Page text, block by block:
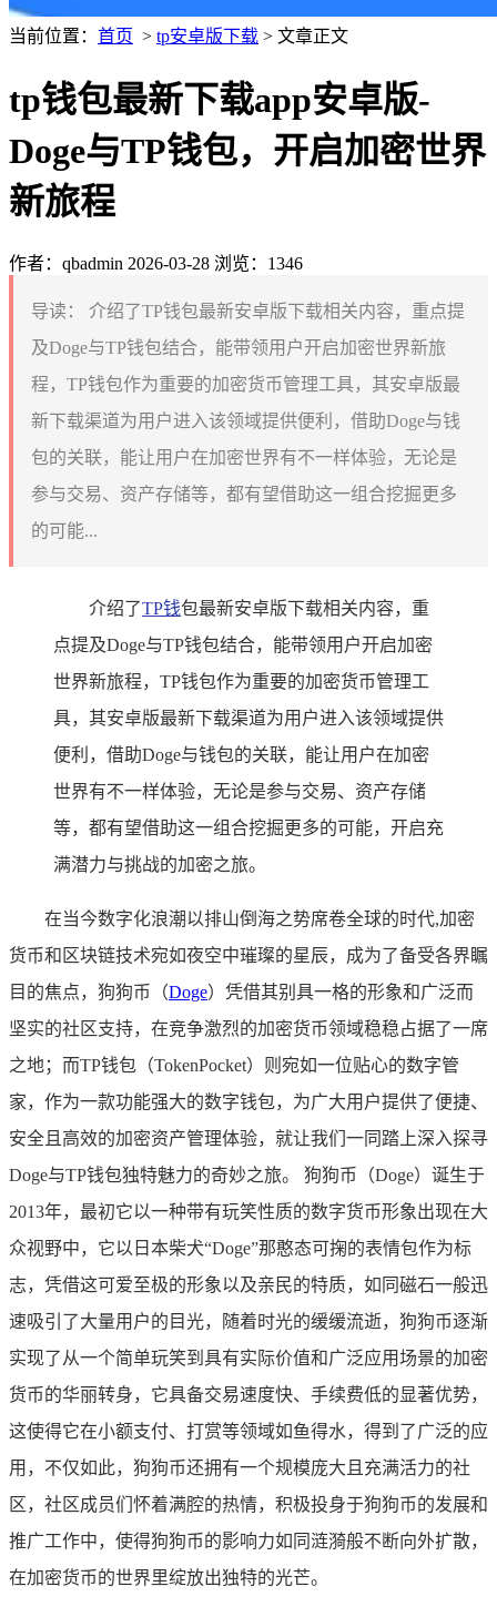
当前位置： 首页 > tp安卓版下载 > 文章正文
tp钱包最新下载app安卓版-
Doge与TP钱包，开启加密世界
新旅程
作者：qbadmin 2026-03-28 浏览：1346
导读：
介绍了TP钱包最新安卓版下载相关内容，重点提
及Doge与TP钱包结合，能带领用户开启加密世界新旅
程，TP钱包作为重要的加密货币管理工具，其安卓版最
新下载渠道为用户进入该领域提供便利，借助Doge与钱
包的关联，能让用户在加密世界有不一样体验，无论是
参与交易、资产存储等，都有望借助这一组合挖掘更多
的可能...
介绍了TP钱包最新安卓版下载相关内容，重
点提及Doge与TP钱包结合，能带领用户开启加密
世界新旅程，TP钱包作为重要的加密货币管理工
具，其安卓版最新下载渠道为用户进入该领域提供
便利，借助Doge与钱包的关联，能让用户在加密
世界有不一样体验，无论是参与交易、资产存储
等，都有望借助这一组合挖掘更多的可能，开启充
满潜力与挑战的加密之旅。
在当今数字化浪潮以排山倒海之势席卷全球的时代,加密
货币和区块链技术宛如夜空中璀璨的星辰，成为了备受各界瞩
目的焦点，狗狗币（Doge）凭借其别具一格的形象和广泛而
坚实的社区支持，在竞争激烈的加密货币领域稳稳占据了一席
之地；而TP钱包（TokenPocket）则宛如一位贴心的数字管
家，作为一款功能强大的数字钱包，为广大用户提供了便捷、
安全且高效的加密资产管理体验，就让我们一同踏上深入探寻
Doge与TP钱包独特魅力的奇妙之旅。 狗狗币（Doge）诞生于
2013年，最初它以一种带有玩笑性质的数字货币形象出现在大
众视野中，它以日本柴犬“Doge”那憨态可掬的表情包作为标
志，凭借这可爱至极的形象以及亲民的特质，如同磁石一般迅
速吸引了大量用户的目光，随着时光的缓缓流逝，狗狗币逐渐
实现了从一个简单玩笑到具有实际价值和广泛应用场景的加密
货币的华丽转身，它具备交易速度快、手续费低的显著优势，
这使得它在小额支付、打赏等领域如鱼得水，得到了广泛的应
用，不仅如此，狗狗币还拥有一个规模庞大且充满活力的社
区，社区成员们怀着满腔的热情，积极投身于狗狗币的发展和
推广工作中，使得狗狗币的影响力如同涟漪般不断向外扩散，
在加密货币的世界里绽放出独特的光芒。